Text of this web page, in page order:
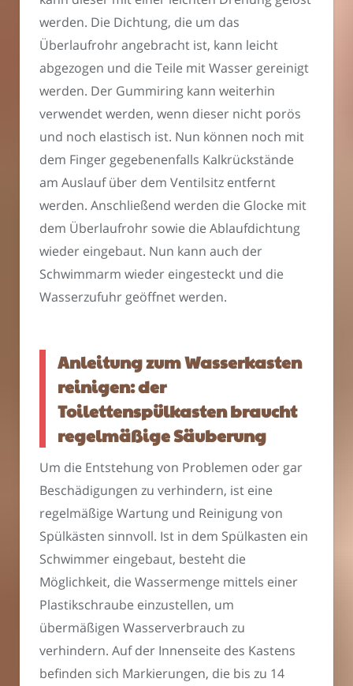
werden. Die Dichtung, die um das
Überlaufrohr angebracht ist, kann leicht
abgezogen und die Teile mit Wasser gereinigt
werden. Der Gummiring kann weiterhin
verwendet werden, wenn dieser nicht porös
und noch elastisch ist. Nun können noch mit
dem Finger gegebenenfalls Kalkrückstände
am Auslauf über dem Ventilsitz entfernt
werden. Anschließend werden die Glocke mit
dem Überlaufrohr sowie die Ablaufdichtung
wieder eingebaut. Nun kann auch der
Schwimmarm wieder eingesteckt und die
Wasserzufuhr geöffnet werden.
Anleitung zum Wasserkasten
reinigen: der
Toilettenspülkasten braucht
regelmäßige Säuberung
Um die Entstehung von Problemen oder gar
Beschädigungen zu verhindern, ist eine
regelmäßige Wartung und Reinigung von
Spülkästen sinnvoll. Ist in dem Spülkasten ein
Schwimmer eingebaut, besteht die
Möglichkeit, die Wassermenge mittels einer
Plastikschraube einzustellen, um
übermäßigen Wasserverbrauch zu
verhindern. Auf der Innenseite des Kastens
befinden sich Markierungen, die bis zu 14